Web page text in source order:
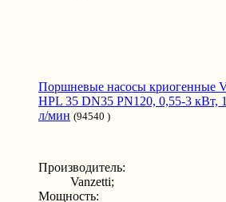
Поршневые насосы криогенные
HPL 35 DN35 PN120, 0,55-3 кВт,
л/мин (94540 )
Производитель:
Vanzetti;
Мощность: